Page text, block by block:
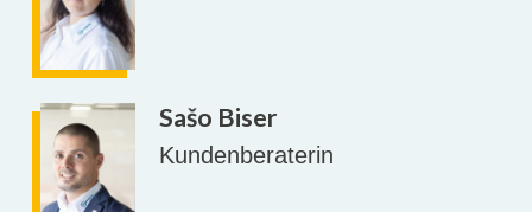
Sašo Biser
Kundenberaterin